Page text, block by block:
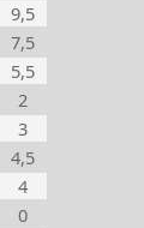
9,5
7,5
5,5
2
3
4,5
4
0